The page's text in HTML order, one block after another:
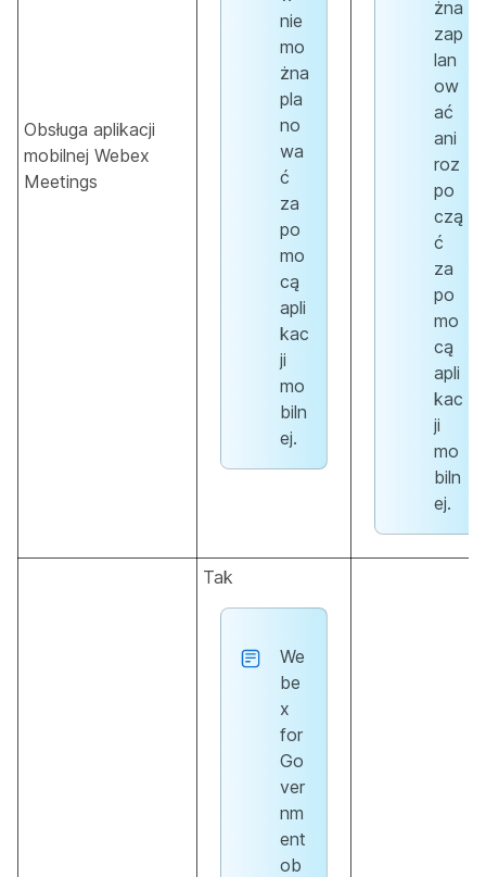
Obsługa aplikacji
mobilnej Webex
Meetings
nie
mo
żna
pla
no
wa
ć
za
po
mo
cą
apli
kac
ji
mo
biln
ej.
żna
zap
lan
ow
ać
ani
roz
po
czą
ć
za
po
mo
cą
apli
kac
ji
mo
biln
ej.
Tak
We
be
x
for
Go
ver
nm
ent
ob